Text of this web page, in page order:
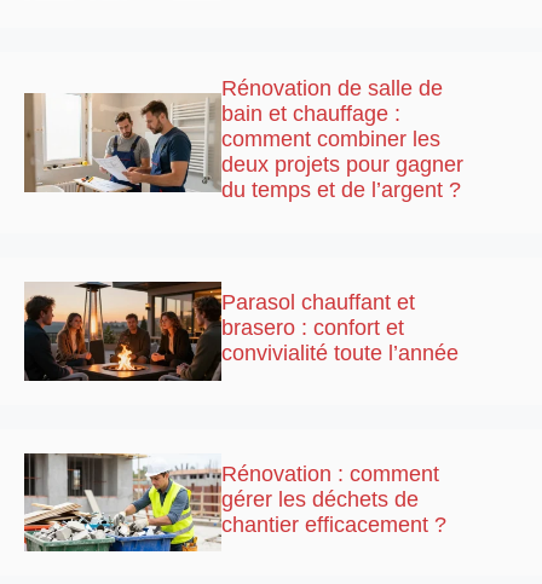
Rénovation de salle de
bain et chauffage :
comment combiner les
deux projets pour gagner
du temps et de l’argent ?
Parasol chauffant et
brasero : confort et
convivialité toute l’année
Rénovation : comment
gérer les déchets de
chantier efficacement ?